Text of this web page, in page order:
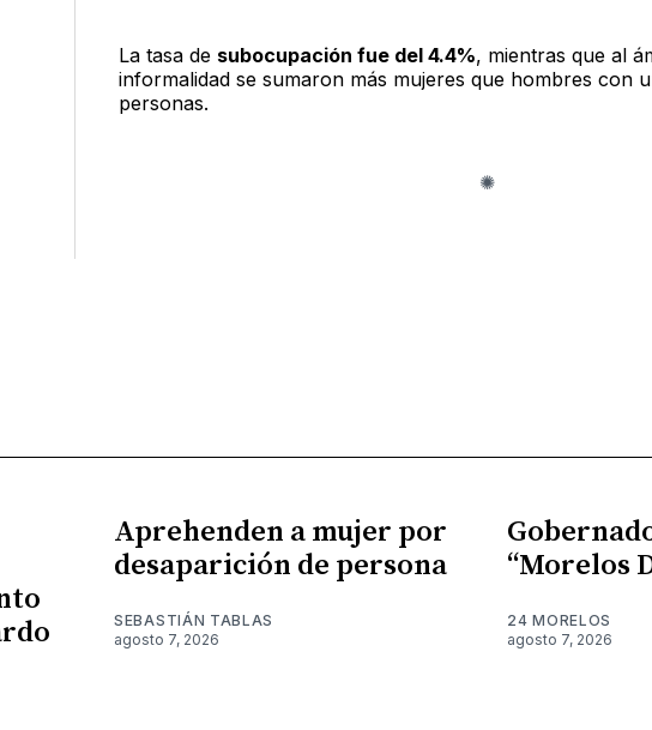
La tasa de subocupación fue del 4.4%, mientras que al
informalidad se sumaron más mujeres que hombres con
personas.
Aprehenden a mujer por
desaparición de persona
SEBASTIÁN TABLAS
agosto 7, 2026
“Morelos
24 MORELOS
agosto 7, 2026